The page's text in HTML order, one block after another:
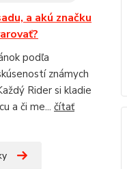
a akú značku
podľa
známych
Rider si kladie
a či me... čítať